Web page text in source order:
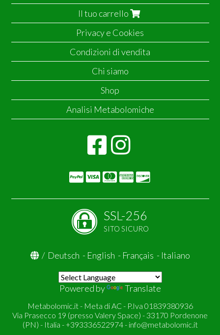
Il tuo carrello
Privacy e Cookies
Condizioni di vendita
Chi siamo
Shop
Analisi Metabolomiche
SSL-256
SITO SICURO
/ Deutsch - English - Français - Italiano
Powered by Translate
Metabolomic.it - Meta di AC - P.Iva 01839380936
Via Prasecco 19 (presso Valery Space) - 33170 Pordenone
(PN) - Italia - +393336522974 - info@metabolomic.it